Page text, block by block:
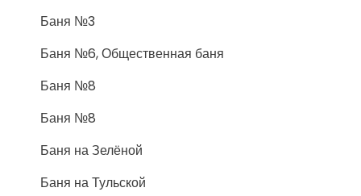
Баня №3
Баня №6, Общественная баня
Баня №8
Баня №8
Баня на Зелёной
Баня на Тульской